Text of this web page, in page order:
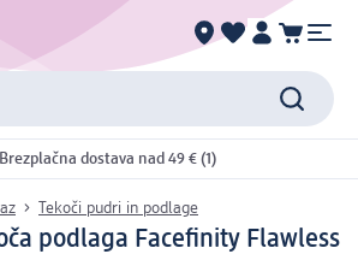
Brezplačna dostava nad 49 € (1)
Tekoči pudri in podlage
podlaga Facefinity Flawless